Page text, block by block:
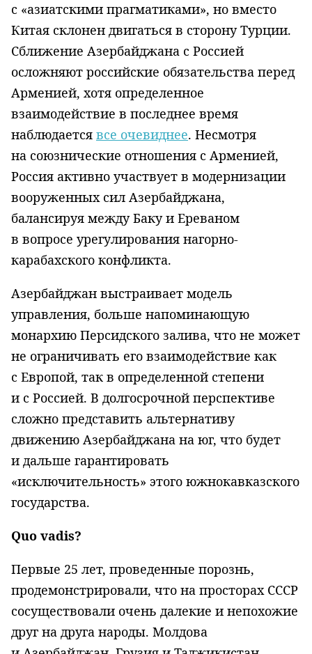
с «азиатскими прагматиками», но вместо
Китая склонен двигаться в сторону Турции.
Сближение Азербайджана с Россией
осложняют российские обязательства перед
Арменией, хотя определенное
взаимодействие в последнее время
наблюдается все очевиднее. Несмотря
на союзнические отношения с Арменией,
Россия активно участвует в модернизации
вооруженных сил Азербайджана,
балансируя между Баку и Ереваном
в вопросе урегулирования нагорно-
карабахского конфликта.
Азербайджан выстраивает модель
управления, больше напоминающую
монархию Персидского залива, что не может
не ограничивать его взаимодействие как
с Европой, так в определенной степени
и с Россией. В долгосрочной перспективе
сложно представить альтернативу
движению Азербайджана на юг, что будет
и дальше гарантировать
«исключительность» этого южнокавказского
государства.
Quo vadis?
Первые 25 лет, проведенные порознь,
продемонстрировали, что на просторах СССР
сосуществовали очень далекие и непохожие
друг на друга народы. Молдова